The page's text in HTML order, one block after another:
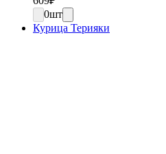
0шт
Курица Терияки